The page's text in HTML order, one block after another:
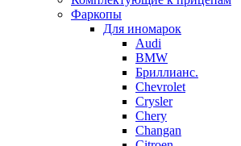
Фаркопы
Для иномарок
Audi
BMW
Бриллианс.
Chevrolet
Crysler
Chery
Changan